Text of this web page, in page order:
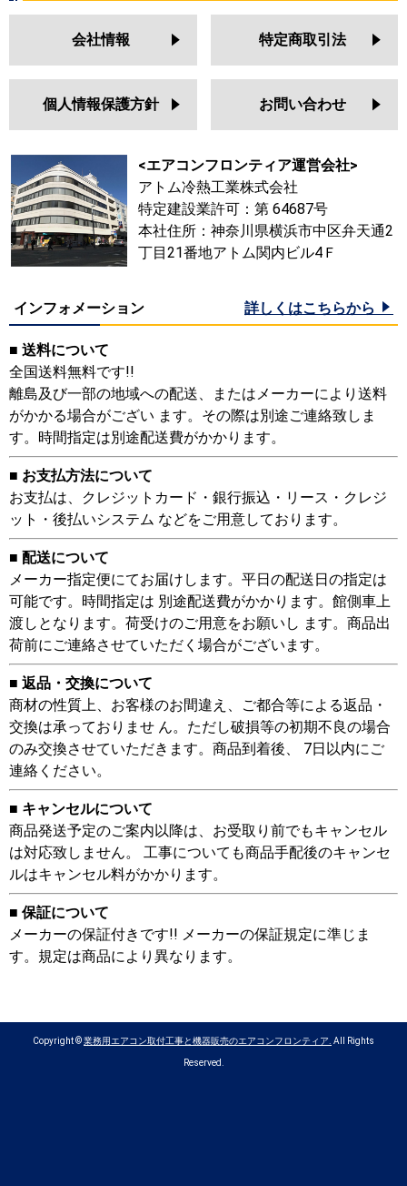
会社情報 特定商取引法
個人情報保護方針 お問い合わせ
<エアコンフロンティア運営会社>
アトム冷熱工業株式会社
特定建設業許可：第 64687号
本社住所：神奈川県横浜市中区弁天通2
丁目21番地アトム関内ビル4Ｆ
インフォメーション 詳しくはこちらから
■ 送料について
全国送料無料です!!
離島及び一部の地域への配送、またはメーカーにより送料
がかかる場合がござい ます。その際は別途ご連絡致しま
す。時間指定は別途配送費がかかります。
■ お支払方法について
お支払は、クレジットカード・銀行振込・リース・クレジ
ット・後払いシステム などをご用意しております。
■ 配送について
メーカー指定便にてお届けします。平日の配送日の指定は
可能です。時間指定は 別途配送費がかかります。館側車上
渡しとなります。荷受けのご用意をお願いし ます。商品出
荷前にご連絡させていただく場合がございます。
■ 返品・交換について
商材の性質上、お客様のお間違え、ご都合等による返品・
交換は承っておりませ ん。ただし破損等の初期不良の場合
のみ交換させていただきます。商品到着後、 7日以内にご
連絡ください。
■ キャンセルについて
商品発送予定のご案内以降は、お受取り前でもキャンセル
は対応致しません。 工事についても商品手配後のキャンセ
ルはキャンセル料がかかります。
■ 保証について
メーカーの保証付きです!! メーカーの保証規定に準じま
す。規定は商品により異なります。
Copyright ©業務用エアコン取付工事と機器販売のエアコンフロンティア. All Rights
Reserved.